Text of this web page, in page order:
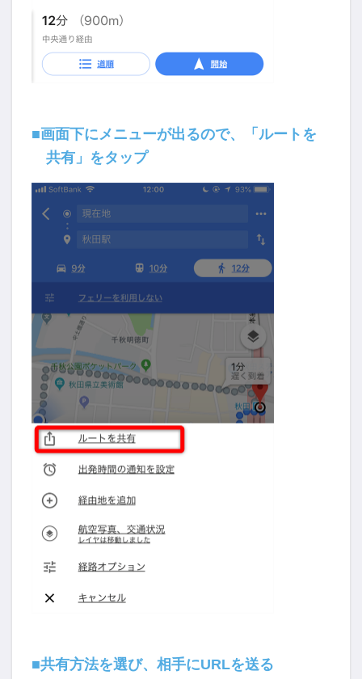
■画面下にメニューが出るので、「ルートを
共有」をタップ
■共有方法を選び、相手にURLを送る